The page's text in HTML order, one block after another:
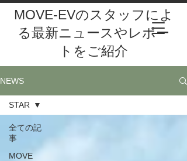
MOVE-EVのスタッフによ
る最新ニュースやレポー
トをご紹介
NEWS
全ての記
事
MOVE
STAR